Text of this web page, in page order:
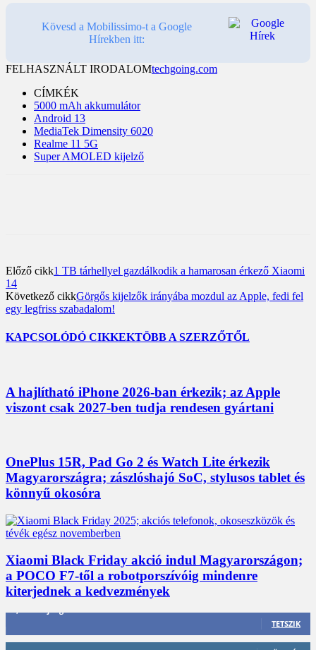
Kövesd a Mobilissimo-t a Google
Hírekben itt:
FELHASZNÁLT IRODALOMtechgoing.com
CÍMKÉK
5000 mAh akkumulátor
Android 13
MediaTek Dimensity 6020
Realme 11 5G
Super AMOLED kijelző
Előző cikk1 TB tárhellyel gazdálkodik a hamarosan érkező Xiaomi
14
Következő cikkGörgős kijelzők irányába mozdul az Apple, fedi fel
egy legfriss szabadalom!
KAPCSOLÓDÓ CIKKEKTÖBB A SZERZŐTŐL
A hajlítható iPhone 2026-ban érkezik; az Apple
viszont csak 2027-ben tudja rendesen gyártani
OnePlus 15R, Pad Go 2 és Watch Lite érkezik
Magyarországra; zászlóshajó SoC, stylusos tablet és
könnyű okosóra
Xiaomi Black Friday akció indul Magyarországon;
a POCO F7-től a robotporszívóig mindenre
kiterjednek a kedvezmények
TETSZIK